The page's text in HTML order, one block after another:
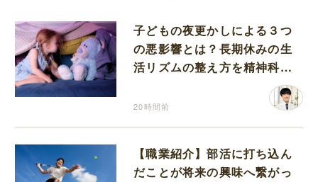
子どもの夜更かしによる３つ
の悪影響とは？長期休みの生
活リズムの整え方を精神科医
20時間前
【職業紹介】部活に打ち込ん
だことが将来の興味へ繋がっ